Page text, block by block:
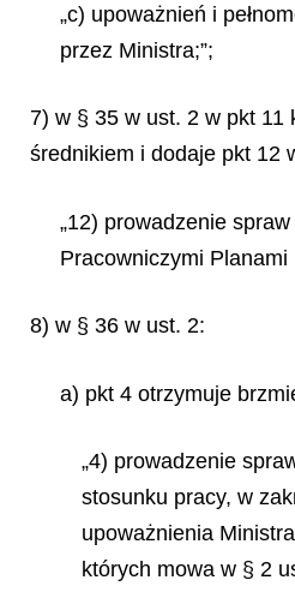
„c) upoważnień i
przez Ministra;”;
7) w § 35 w ust. 2 w pkt 11
średnikiem i dodaje pkt 12
„12) prowadzenie
Pracowniczymi Planami
8) w § 36 w ust. 2:
a) pkt 4 otrzymuje
„4) prowadzenie
stosunku pracy, w
upoważnienia
których mowa w § 2